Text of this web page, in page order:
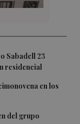
Sabadell 23
residencial
en los
del grupo